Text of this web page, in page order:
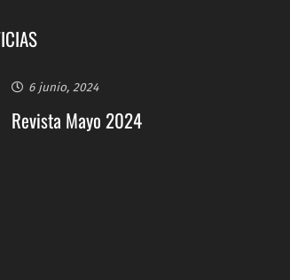
6 junio, 2024
Revista Mayo 2024